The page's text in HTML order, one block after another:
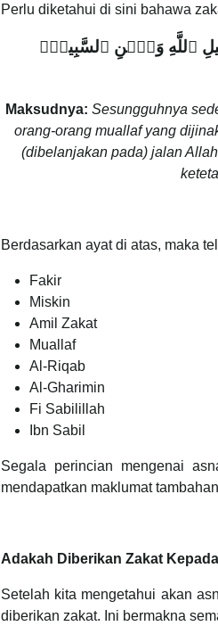
Perlu diketahui di sini bahawa
ٱللَّهِ وَٱبۡنِ ٱلسَّبِيلِۖ
Maksudnya: Sesungguhnya
orang-orang muallaf yang
(dibelanjakan pada) jalan
Berdasarkan ayat di atas, maka
Fakir
Miskin
Amil Zakat
Muallaf
Al-Riqab
Al-Gharimin
Fi Sabilillah
Ibn Sabil
Segala perincian mengenai
mendapatkan maklumat
Adakah Diberikan Zakat
Setelah kita mengetahui akan
diberikan zakat. Ini bermakna